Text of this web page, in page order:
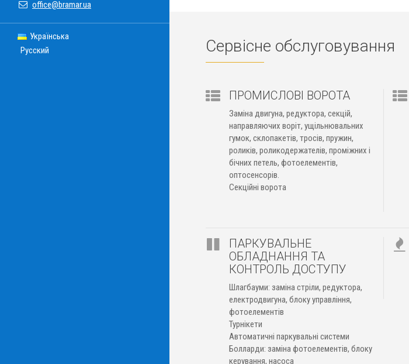
office@bramar.ua
Українська
Русский
Сервісне обслуговування
ПРОМИСЛОВІ ВОРОТА
Заміна двигуна, редуктора, секцій,
направляючих воріт, ущільнювальних
гумок, склопакетів, тросів, пружин,
роликів, роликодержателів, проміжних і
бічних петель, фотоелементів,
оптосенсорів.
Секційні ворота
ПАРКУВАЛЬНЕ
ОБЛАДНАННЯ ТА
КОНТРОЛЬ ДОСТУПУ
Шлагбауми: заміна стріли, редуктора,
електродвигуна, блоку управління,
фотоелементів
Турнікети
Автоматичні паркувальні системи
Болларди: заміна фотоелементів, блоку
керування, насоса